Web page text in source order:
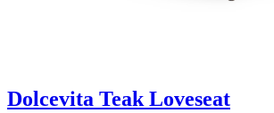
Dolcevita Teak Loveseat